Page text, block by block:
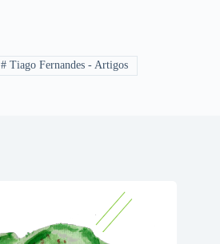
#Tiago Fernandes - Artigos